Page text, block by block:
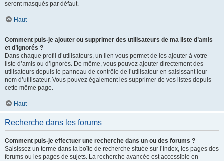
seront masqués par défaut.
Haut
Comment puis-je ajouter ou supprimer des utilisateurs de ma liste d’amis
et d’ignorés ?
Dans chaque profil d’utilisateurs, un lien vous permet de les ajouter à votre
liste d’amis ou d’ignorés. De même, vous pouvez ajouter directement des
utilisateurs depuis le panneau de contrôle de l’utilisateur en saisissant leur
nom d’utilisateur. Vous pouvez également les supprimer de vos listes depuis
cette même page.
Haut
Recherche dans les forums
Comment puis-je effectuer une recherche dans un ou des forums ?
Saisissez un terme dans la boîte de recherche située sur l’index, les pages des
forums ou les pages de sujets. La recherche avancée est accessible en